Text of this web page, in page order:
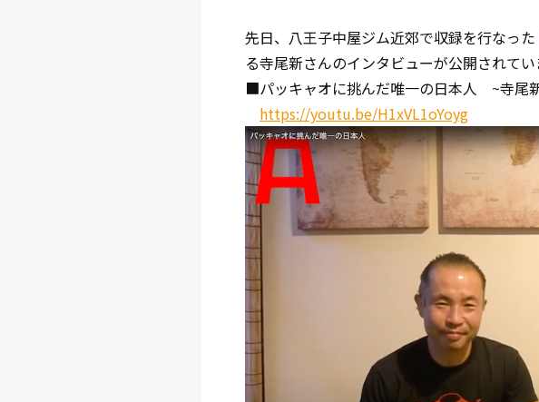
先日、八王子中屋ジム近郊で収録を行なっ
る寺尾新さんのインタビューが公開されてい
■パッキャオに挑んだ唯一の日本人 ~寺尾
https://youtu.be/H1xVL1oYoyg